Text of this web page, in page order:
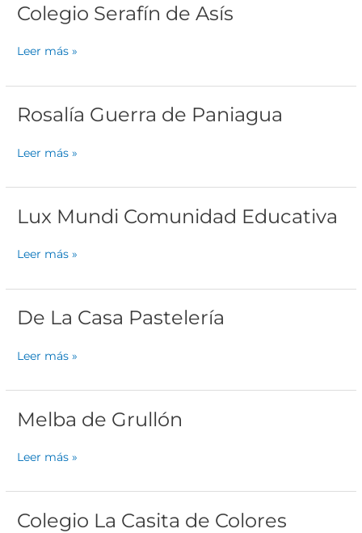
Colegio Serafín de Asís
Colegio
de
Leer más »
Rosalía Guerra de Paniagua
Rosalía
de
Leer más »
Lux Mundi Comunidad Educativa
Lux
Comunidad
Leer más »
De La Casa Pastelería
De
Casa
Leer más »
Melba de Grullón
Melba
Grullón
Leer más »
Colegio La Casita de Colores
Colegio